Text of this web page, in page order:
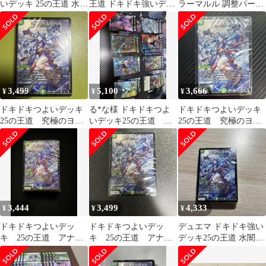
いデッキ 25の王道 水闇
自然マルルデッキ
王道 ドキドキ強いデッ
キ デュエルマスターズ
ラーマルル 調整パーツ
付き デッキ デュエマ
即日発送
¥3,499
ドキドキつよいデッキ
25の王道 究極のヨビ
ニオン！水闇自然マル
ルデッキ 未開封
¥5,100
る*な様 ドキドキつよ
いデッキ25の王道 ア
ナカラーマルル 開封
済み無改造
¥3,666
ドキドキつよいデッキ
25の王道 究極のヨビ
ニオン！水闇自然マル
ルデッキ
¥3,444
ドキドキつよいデッ
キ 25の王道 アナカ
ラーマルル ヨビニオ
ンマルル
¥3,499
ドキドキつよいデッ
キ 25の王道 アナカ
ラーマルル ヨビニオ
ンマルル
¥4,333
デュエマ ドキドキ強い
デッキ25の王道 水闇自
然マルル アナカラーマ
ルルデッキ